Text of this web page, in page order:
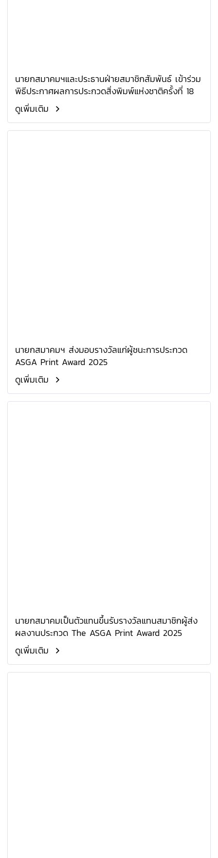
นายกสมาคมฯและประธานฝ่ายสมาชิกสัมพันธ์ เข้าร่วม
พิธีประกาศผลการประกวดสิ่งพิมพ์แห่งชาติครั้งที่ 18
ดูเพิ่มเติม
นายกสมาคมฯ ส่งมอบรางวัลแก่ผู้ชนะการประกวด
ASGA Print Award 2025
ดูเพิ่มเติม
นายกสมาคมเป็นตัวแทนขึ้นรับรางวัลแทนสมาชิกผู้ส่ง
ผลงานประกวด The ASGA Print Award 2025
ดูเพิ่มเติม